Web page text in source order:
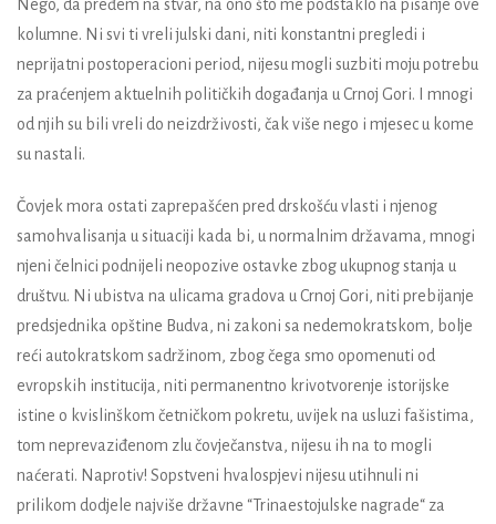
Nego, da pređem na stvar, na ono što me podstaklo na pisanje ove
kolumne. Ni svi ti vreli julski dani, niti konstantni pregledi i
neprijatni postoperacioni period, nijesu mogli suzbiti moju potrebu
za praćenjem aktuelnih političkih događanja u Crnoj Gori. I mnogi
od njih su bili vreli do neizdrživosti, čak više nego i mjesec u kome
su nastali.
Čovjek mora ostati zaprepašćen pred drskošću vlasti i njenog
samohvalisanja u situaciji kada bi, u normalnim državama, mnogi
njeni čelnici podnijeli neopozive ostavke zbog ukupnog stanja u
društvu. Ni ubistva na ulicama gradova u Crnoj Gori, niti prebijanje
predsjednika opštine Budva, ni zakoni sa nedemokratskom, bolje
reći autokratskom sadržinom, zbog čega smo opomenuti od
evropskih institucija, niti permanentno krivotvorenje istorijske
istine o kvislinškom četničkom pokretu, uvijek na usluzi fašistima,
tom neprevaziđenom zlu čovječanstva, nijesu ih na to mogli
naćerati. Naprotiv! Sopstveni hvalospjevi nijesu utihnuli ni
prilikom dodjele najviše državne “Trinaestojulske nagrade“ za